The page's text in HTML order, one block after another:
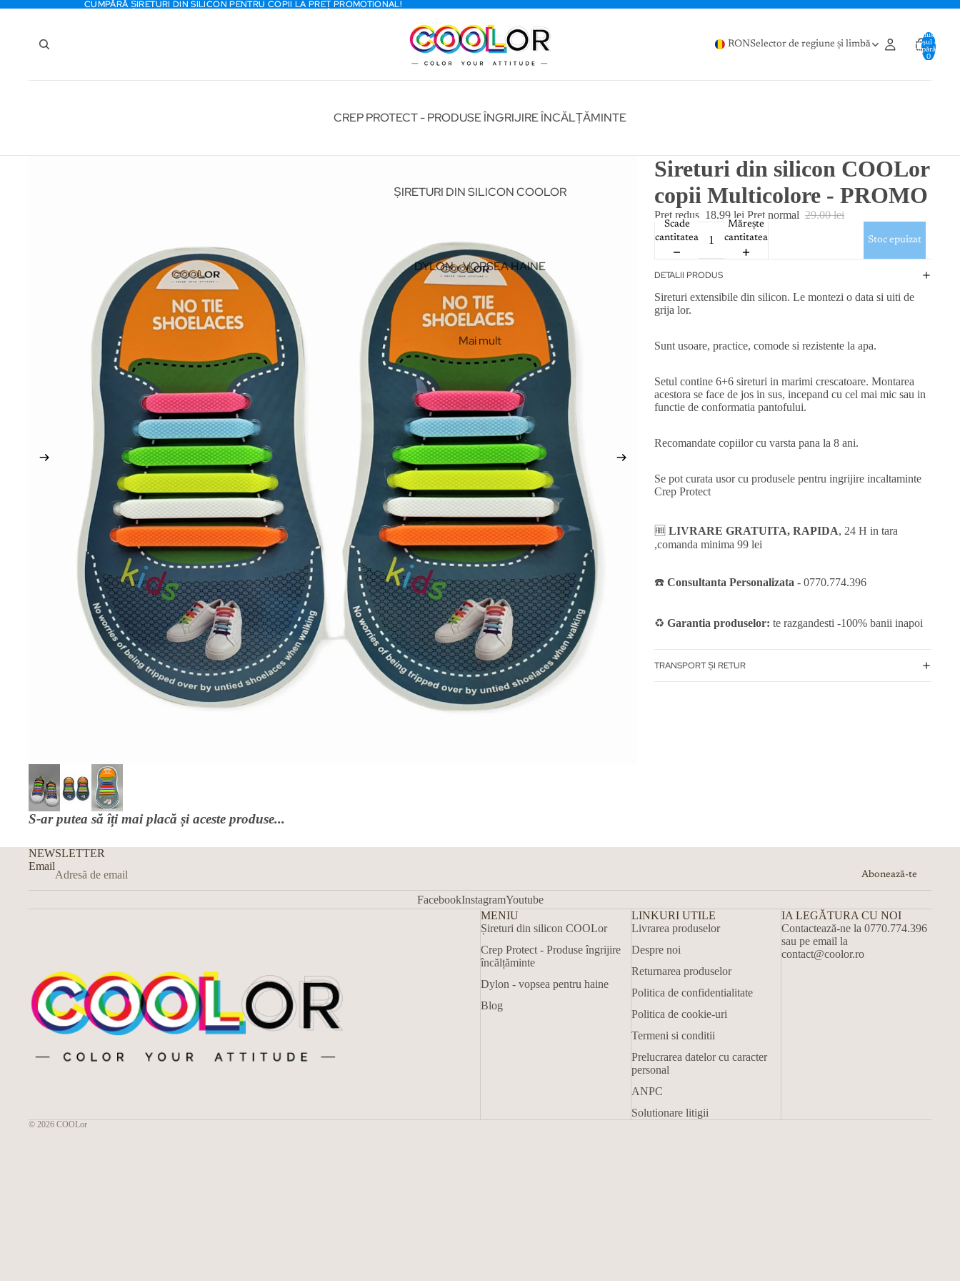
CUMPĂRĂ ȘIRETURI DIN SILICON PENTRU COPII LA PREȚ PROMOTIONAL!
CUMPĂRĂ ȘIRETURI DIN SILICON PENTRU COPII LA PREȚ PROMOTIONAL!
RONSelector de regiune și limbă
Produse în
coșul de
cumpărături:
0
CREP PROTECT - PRODUSE ÎNGRIJIRE ÎNCĂLȚĂMINTE
ȘIRETURI DIN SILICON COOLOR
DYLON - VOPSEA HAINE
Mai mult
Sireturi din silicon COOLor
copii Multicolore - PROMO
Preț redus 18.99 lei Preț normal 29.00 lei
Scade
cantitatea
Mărește
cantitatea
Stoc epuizat
DETALII PRODUS
Sireturi extensibile din silicon. Le montezi o data si uiti de
grija lor.
Sunt usoare, practice, comode si rezistente la apa.
Setul contine 6+6 sireturi in marimi crescatoare. Montarea
acestora se face de jos in sus, incepand cu cel mai mic sau in
functie de conformatia pantofului.
Recomandate copiilor cu varsta pana la 8 ani.
Se pot curata usor cu produsele pentru ingrijire incaltaminte
Crep Protect
🆓 LIVRARE GRATUITA, RAPIDA, 24 H in tara
,comanda minima 99 lei
☎️ Consultanta Personalizata - 0770.774.396
♻️ Garantia produselor: te razgandesti -100% banii inapoi
TRANSPORT ȘI RETUR
S-ar putea să îți mai placă și aceste produse...
NEWSLETTER
Email
Abonează-te
FacebookInstagramYoutube
MENIU
Șireturi din silicon COOLor
Crep Protect - Produse îngrijire
încălțăminte
Dylon - vopsea pentru haine
Blog
LINKURI UTILE
Livrarea produselor
Despre noi
Returnarea produselor
Politica de confidentialitate
Politica de cookie-uri
Termeni si conditii
Prelucrarea datelor cu caracter
personal
ANPC
Solutionare litigii
IA LEGĂTURA CU NOI
Contactează-ne la 0770.774.396
sau pe email la
contact@coolor.ro
© 2026 COOLor